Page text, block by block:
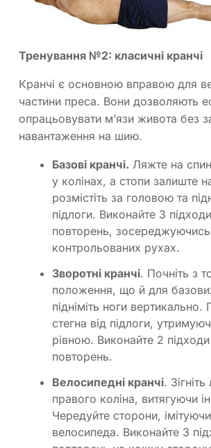
Тренування №2: класичні кранчі
Кранчі є основною вправою для
частини преса. Вони дозволяють
опрацьовувати м’язи живота без
навантаження на шию.
Базові кранчі. Ляжте на
у колінах, а стопи залиште
розмістіть за головою та
підлоги. Виконайте 3
повторень,
контрольованих рухах.
Зворотні кранчі. Почніть з
положення, що й для
підніміть ноги вертикально.
стегна від підлоги,
рівною. Виконайте 2
повторень.
Велосипедні кранчі.
правого коліна, витягуючи
Чередуйте сторони,
велосипеда. Виконайте 3